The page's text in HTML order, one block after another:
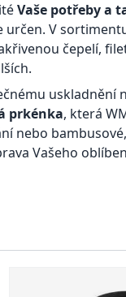
Vaše potřeby a
V
čepelí,
uskladnění
prkénka, která
nebo
Vašeho